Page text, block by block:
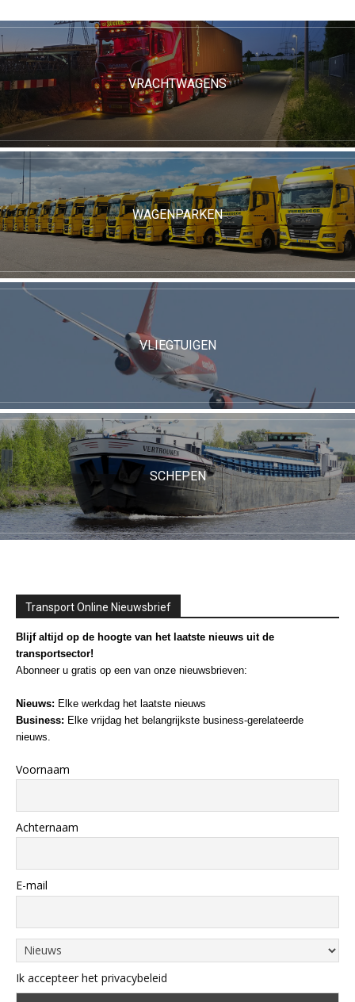
VRACHTWAGENS
WAGENPARKEN
VLIEGTUIGEN
SCHEPEN
Transport Online Nieuwsbrief
Blijf altijd op de hoogte van het laatste nieuws uit de
transportsector!
Abonneer u gratis op een van onze nieuwsbrieven:
Nieuws: Elke werkdag het laatste nieuws
Business: Elke vrijdag het belangrijkste business-gerelateerde
nieuws.
Voornaam
Achternaam
E-mail
Ik accepteer het privacybeleid